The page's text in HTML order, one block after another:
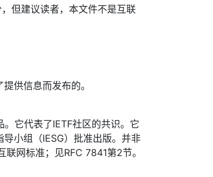
但建议读者，本文件不是互联
供信息而发布的。
它代表了IETF社区的共识。它
小组（IESG）批准出版。并非
网标准；见RFC 7841第2节。